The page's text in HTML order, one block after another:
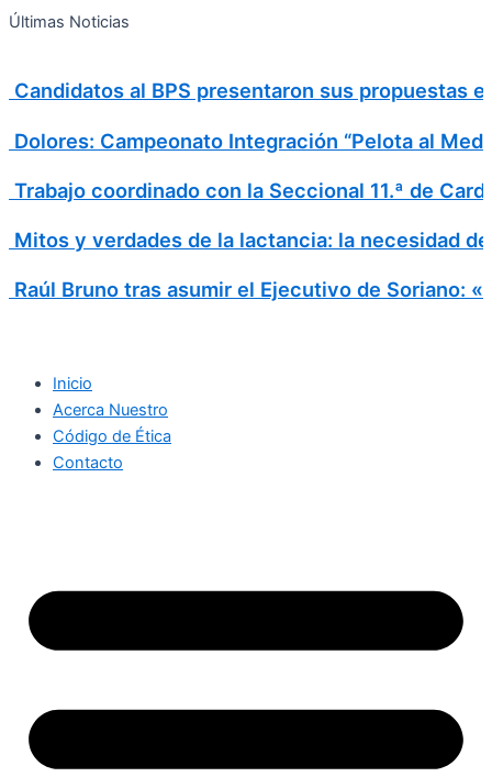
Ir
Últimas Noticias
Candidatos al BPS presentaron sus propuestas
Dolores: Campeonato Integración “Pelota al
Trabajo coordinado con la Seccional 11.ª de
Mitos y verdades de la lactancia: la necesidad
Raúl Bruno tras asumir el Ejecutivo de Soriano:
Inicio
Acerca Nuestro
Código de Ética
Contacto
Search